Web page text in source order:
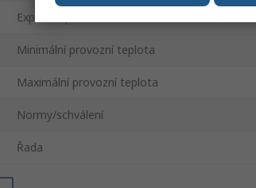
Expanzní poměr
Minimální provozní teplota
Maximální provozní teplota
Normy/schválení
Řada